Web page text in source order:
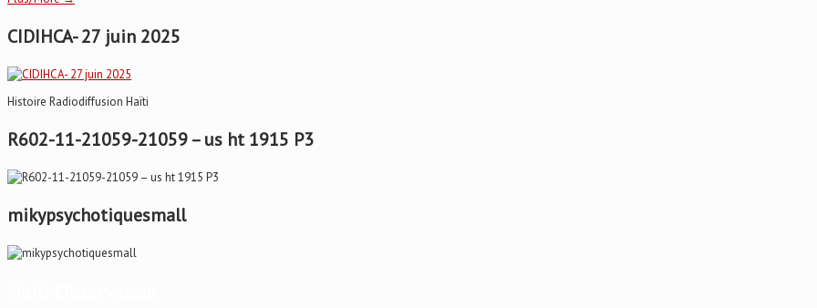
CIDIHCA- 27 juin 2025
Histoire Radiodiffusion Haïti
R602-11-21059-21059 – us ht 1915 P3
mikypsychotiquesmall